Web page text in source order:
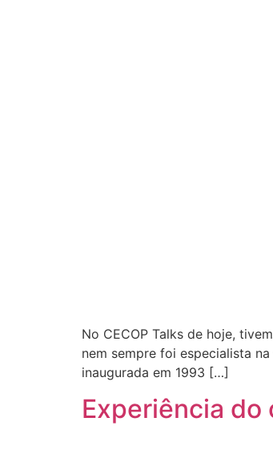
No CECOP Talks de hoje,
nem sempre foi especialista
inaugurada em 1993 […]
Experiência